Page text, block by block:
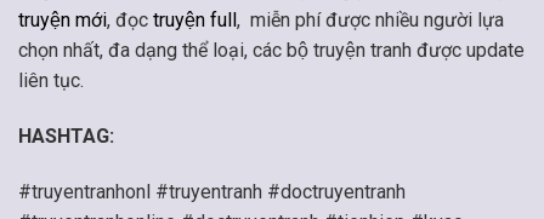
truyện mới, đọc truyện full, miễn phí được nhiều người lựa
chọn nhất, đa dạng thể loại, các bộ truyện tranh được update
liên tục.
HASHTAG:
#truyentranhonl #truyentranh #doctruyentranh